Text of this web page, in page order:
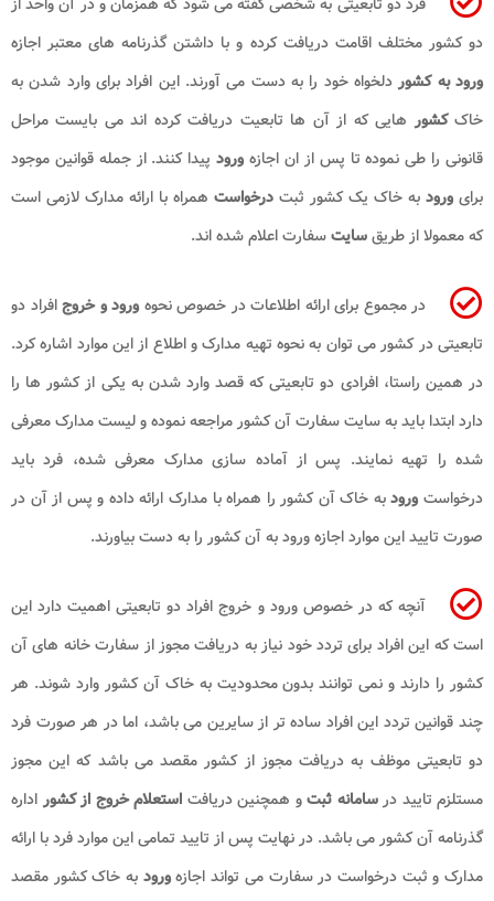
دو کشور مختلف اقامت دریافت کرده و با داشتن گذرنامه های معتبر اجازه
ورود به کشوردلخواه خود را به دست می آورند. این افراد برای وارد شدن به
خاککشورهایی که از آن ها تابعیت دریافت کرده اند می بایست مراحل
قانونی را طی نموده تا پس از ان اجازه ورودپیدا کنند. از جمله قوانین موجود
برای ورود به خاک یک کشور ثبت درخواست همراه با ارائه مدارک لازمی است
که معمولا از طریقسایتسفارت اعلام شده اند.
در مجموع برای ارائه اطلاعات در خصوص نحوه ورود و خروجافراد دو
تابعیتی در کشور می توان به نحوه تهیه مدارک و اطلاع از این موارد اشاره کرد.
در همین راستا، افرادی دو تابعیتی که قصد وارد شدن به یکی از کشور ها را
دارد ابتدا باید به سایت سفارت آن کشور مراجعه نموده و لیست مدارک معرفی
شده را تهیه نمایند. پس از آماده سازی مدارک معرفی شده، فرد باید
درخواست ورودبه خاک آن کشور را همراه با مدارک ارائه داده و پس از آن در
صورت تایید این موارد اجازه ورود به آن کشور را به دست بیاورند.
آنچه که در خصوص ورود و خروج افراد دو تابعیتی اهمیت دارد این
است که این افراد برای تردد خود نیاز به دریافت مجوز از سفارت خانه های آن
کشور را دارند و نمی توانند بدون محدودیت به خاک آن کشور وارد شوند. هر
چند قوانین تردد این افراد ساده تر از سایرین می باشد، اما در هر صورت فرد
دو تابعیتی موظف به دریافت مجوز از کشور مقصد می باشد که این مجوز
مستلزم تایید درسامانه ثبتو همچنین دریافت استعلام خروج از کشوراداره
گذرنامه آن کشور می باشد. در نهایت پس از تایید تمامی این موارد فرد با ارائه
مدارک و ثبت درخواست در سفارت می تواند اجازهورود به خاک کشور مقصد